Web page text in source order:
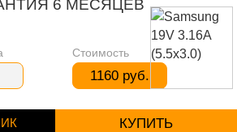
6 МЕСЯЦЕВ
Стоимость
1160 руб.
КУПИТЬ